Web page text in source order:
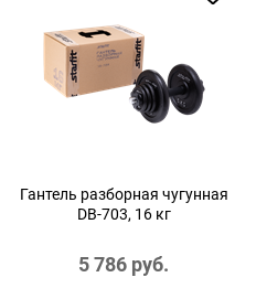
Гантель разборная чугунная
DB-703, 16 кг
5 786 руб.